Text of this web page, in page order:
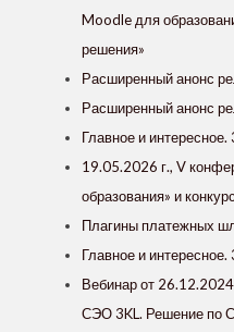
Moodle для
решения»
Расширенный анонс
Расширенный анонс
Главное и
19.05.2026 г., V
образования» и
Плагины платежных
Главное и
Вебинар от
СЭО 3KL. Решение по